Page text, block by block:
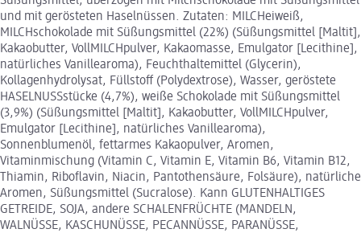
und mit gerösteten Haselnüssen. Zutaten: MILCHeiweiß,
MILCHschokolade mit Süßungsmittel (22%) (Süßungsmittel [Maltit],
Kakaobutter, VollMILCHpulver, Kakaomasse, Emulgator [Lecithine],
natürliches Vanillearoma), Feuchthaltemittel (Glycerin),
Kollagenhydrolysat, Füllstoff (Polydextrose), Wasser, geröstete
HASELNUSSstücke (4,7%), weiße Schokolade mit Süßungsmittel
(3,9%) (Süßungsmittel [Maltit], Kakaobutter, VollMILCHpulver,
Emulgator [Lecithine], natürliches Vanillearoma),
Sonnenblumenöl, fettarmes Kakaopulver, Aromen,
Vitaminmischung (Vitamin C, Vitamin E, Vitamin B6, Vitamin B12,
Thiamin, Riboflavin, Niacin, Pantothensäure, Folsäure), natürliche
Aromen, Süßungsmittel (Sucralose). Kann GLUTENHALTIGES
GETREIDE, SOJA, andere SCHALENFRÜCHTE (MANDELN,
WALNÜSSE, KASCHUNÜSSE, PECANNÜSSE, PARANÜSSE,